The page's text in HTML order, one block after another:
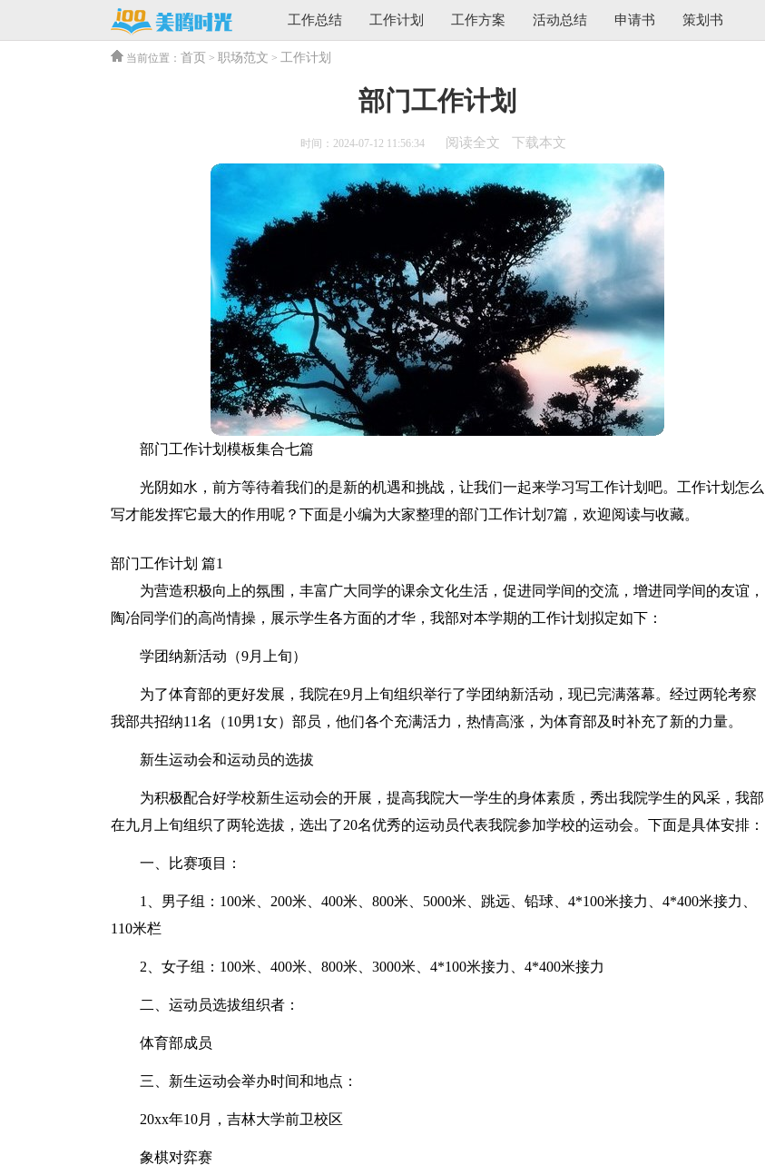
工作总结 工作计划 工作方案 活动总结 申请书 策划书
当前位置： 首页 > 职场范文 > 工作计划
部门工作计划
时间：2024-07-12 11:56:34 阅读全文 下载本文
部门工作计划模板集合七篇
光阴如水，前方等待着我们的是新的机遇和挑战，让我们一起来学习写工作计划吧。工作计划怎么
写才能发挥它最大的作用呢？下面是小编为大家整理的部门工作计划7篇，欢迎阅读与收藏。
部门工作计划 篇1
为营造积极向上的氛围，丰富广大同学的课余文化生活，促进同学间的交流，增进同学间的友谊，
陶冶同学们的高尚情操，展示学生各方面的才华，我部对本学期的工作计划拟定如下：
学团纳新活动（9月上旬）
为了体育部的更好发展，我院在9月上旬组织举行了学团纳新活动，现已完满落幕。经过两轮考察
我部共招纳11名（10男1女）部员，他们各个充满活力，热情高涨，为体育部及时补充了新的力量。
新生运动会和运动员的选拔
为积极配合好学校新生运动会的开展，提高我院大一学生的身体素质，秀出我院学生的风采，我部
在九月上旬组织了两轮选拔，选出了20名优秀的运动员代表我院参加学校的运动会。下面是具体安排：
一、比赛项目：
1、男子组：100米、200米、400米、800米、5000米、跳远、铅球、4*100米接力、4*400米接力、
110米栏
2、女子组：100米、400米、800米、3000米、4*100米接力、4*400米接力
二、运动员选拔组织者：
体育部成员
三、新生运动会举办时间和地点：
20xx年10月，吉林大学前卫校区
象棋对弈赛